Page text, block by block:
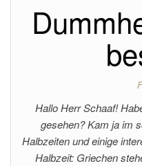
Hallo Herr Schaaf!
gesehen? Kam ja im
Halbzeiten und einige
Halbzeit: Griechen